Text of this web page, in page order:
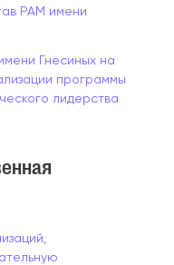
РАМ имени
Гнесиных на
программы
лидерства